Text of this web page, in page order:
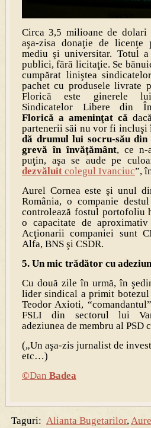
Circa 3,5 milioane de dolari
aşa-zisa donaţie de licenţe
mediu şi universitar. Totul
publici, fără licitaţie. Se
cumpărat liniştea
pachet cu produsele livrate
Florică este ginerele
Sindicatelor Libere din
Florică a ameninţat că
partenerii săi nu vor fi
dă drumul lui socru-său din
grevă în învăţământ, ce n-
puţin, aşa se aude pe
dezvăluit colegul Ivanciuc”,
Aurel Cornea este şi unul
România, o companie
controlează fostul portofoliu
o capacitate de
Acţionarii companiei sunt
Alfa, BNS şi CSDR.
5. Un mic trădător cu
Cu două zile în urmă, în
lider sindical a primit
Teodor Axioti,
FSLI din sectorul lui
adeziunea de membru al PSD
(„Un aşa-zis jurnalist de
etc…)
©Dan Badea
Taguri: Alianta Bugetarilor,